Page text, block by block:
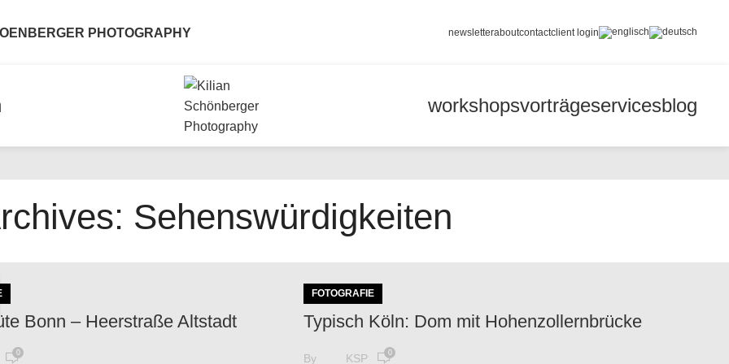
PHOTOGRAPHY newsletteraboutcontactclient login
workshopsvorträgeservicesblog
Sehenswürdigkeiten
Bonn – Heerstraße Altstadt
0
FOTOGRAFIE
Typisch Köln: Dom mit Hohenzollernbrücke
By KSP 0